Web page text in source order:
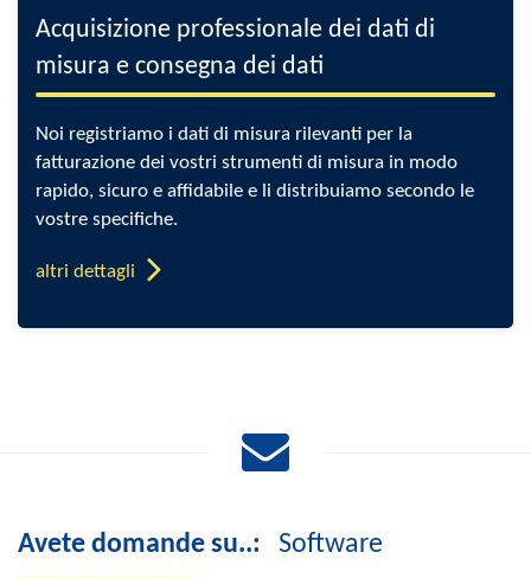
Acquisizione professionale dei dati di
misura e consegna dei dati
Noi registriamo i dati di misura rilevanti per la
fatturazione dei vostri strumenti di misura in modo
rapido, sicuro e affidabile e li distribuiamo secondo le
vostre specifiche.
altri dettagli
Avete domande su..: Software